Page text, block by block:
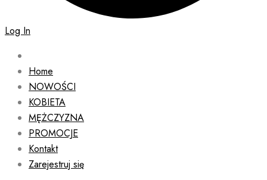
Log In
Home
NOWOŚCI
KOBIETA
MĘŻCZYZNA
PROMOCJE
Kontakt
Zarejestruj się